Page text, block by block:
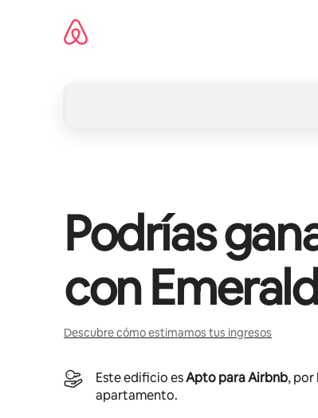
Podrías
con
Descubre cómo estimamos tus ingresos
Este edificio esApto para Airbnb, por
apartamento.